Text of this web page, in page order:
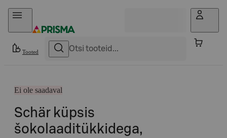
Otse sisu juurde
Tooted
Ei ole saadaval
Schär küpsis
šokolaaditükkidega,